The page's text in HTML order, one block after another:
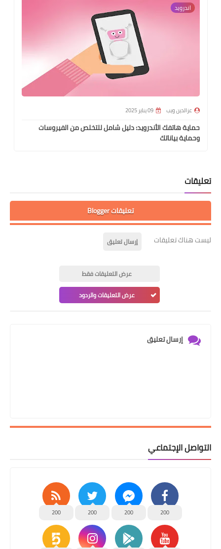
اندرويد
عزالدين ويب 09 يناير 2025
حماية هاتفك الأندرويد: دليل شامل للتخلص من الفيروسات
وحماية بياناتك
تعليقات
تعليقات Blogger
ليست هناك تعليقات إرسال تعليق
عرض التعليقات فقط
عرض التعليقات والردود
إرسال تعليق
التواصل الإجتماعي
200
200
200
200